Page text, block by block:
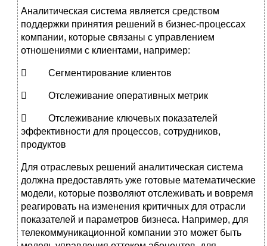
Аналитическая система является средством
поддержки принятия решений в бизнес-процессах
компании, которые связаны с управлением
отношениями с клиентами, например:
 Сегментирование клиентов
 Отслеживание оперативных метрик
 Отслеживание ключевых показателей
эффективности для процессов, сотрудников,
продуктов
Для отраслевых решений аналитическая система
должна предоставлять уже готовые математические
модели, которые позволяют отслеживать и вовремя
реагировать на изменения критичных для отрасли
показателей и параметров бизнеса. Например, для
телекоммуникационной компании это может быть